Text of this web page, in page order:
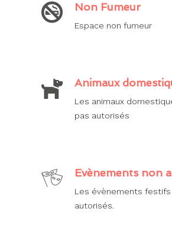
Non Fumeur
Espace non fumeur
Animaux
Les animaux
pas autorisés
Evènements non
Les évènements
autorisés.